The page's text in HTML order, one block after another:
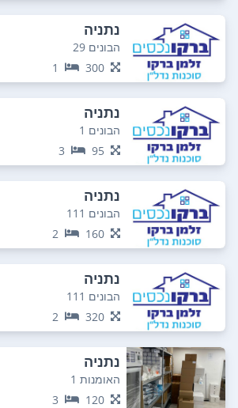
נתניה
הבונים 29
300
1
נתניה
הבונים 1
95
3
נתניה
הבונים 111
160
2
נתניה
הבונים 111
320
2
נתניה
האומנות 1
120
3